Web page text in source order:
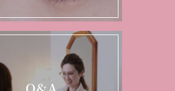
Q&A